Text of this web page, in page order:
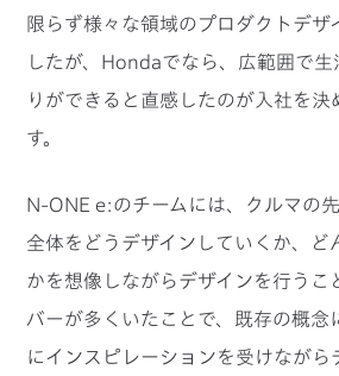
限らず様々な領域のプロダクトデザ
したが、Hondaでなら、広範囲で生
りができると直感したのが入社を決
す。
N-ONE e:のチームには、クルマの
全体をどうデザインしていくか、ど
かを想像しながらデザインを行うこ
バーが多くいたことで、既存の概念
にインスピレーションを受けながら